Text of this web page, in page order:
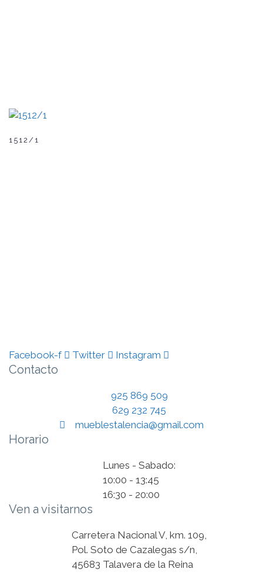
1512/1
Facebook-f Twitter Instagram
Contacto
925 869 509
629 232 745
mueblestalencia@gmail.com
Horario
Lunes - Sabado:
10:00 - 13:45
16:30 - 20:00
Ven a visitarnos
Carretera Nacional V, km. 109,
Pol. Soto de Cazalegas s/n,
45683 Talavera de la Reina